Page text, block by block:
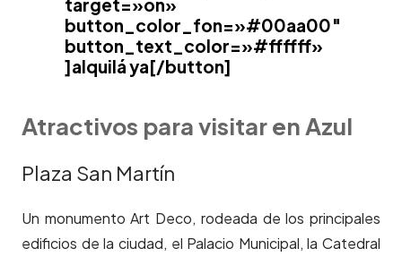
button_color_fon=»#00aa00″
button_text_color=»#ffffff»
]alquilá ya[/button]
Atractivos para visitar en Azul
Plaza San Martín
Un monumento Art Deco, rodeada de los principales
edificios de la ciudad, el Palacio Municipal, la Catedral